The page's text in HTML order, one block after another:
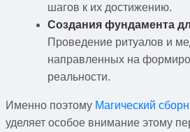
шагов к их достижению.
Создания фундамента
Проведение ритуалов и
направленных на
реальности.
Именно поэтому Магический
уделяет особое внимание этому